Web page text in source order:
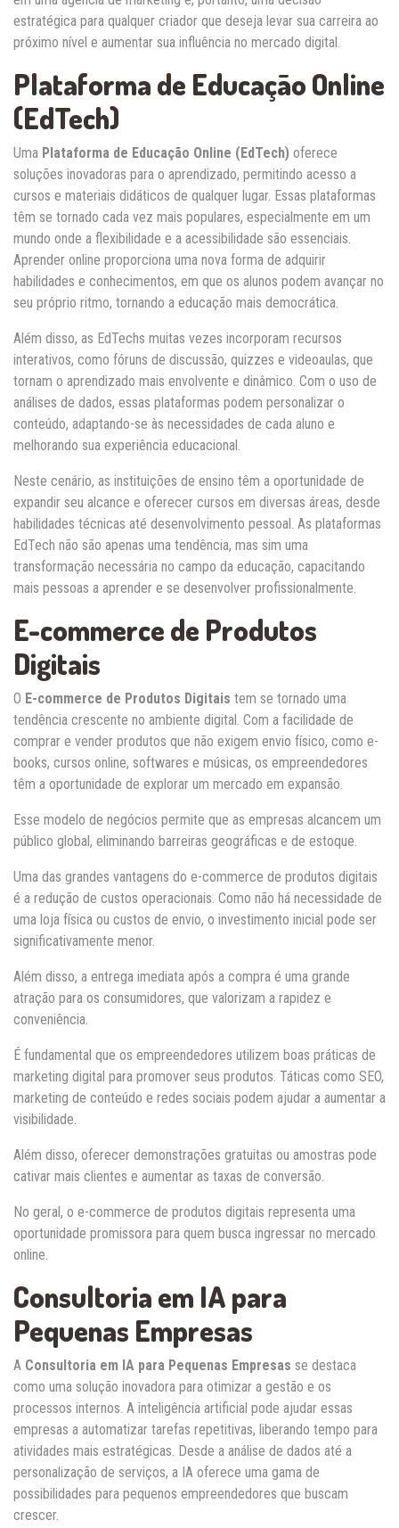
estratégica para qualquer criador que deseja levar sua carreira ao
próximo nível e aumentar sua influência no mercado digital.
Plataforma de Educação Online
(EdTech)
Uma Plataforma de Educação Online (EdTech) oferece
soluções inovadoras para o aprendizado, permitindo acesso a
cursos e materiais didáticos de qualquer lugar. Essas plataformas
têm se tornado cada vez mais populares, especialmente em um
mundo onde a flexibilidade e a acessibilidade são essenciais.
Aprender online proporciona uma nova forma de adquirir
habilidades e conhecimentos, em que os alunos podem avançar no
seu próprio ritmo, tornando a educação mais democrática.
Além disso, as EdTechs muitas vezes incorporam recursos
interativos, como fóruns de discussão, quizzes e videoaulas, que
tornam o aprendizado mais envolvente e dinâmico. Com o uso de
análises de dados, essas plataformas podem personalizar o
conteúdo, adaptando-se às necessidades de cada aluno e
melhorando sua experiência educacional.
Neste cenário, as instituições de ensino têm a oportunidade de
expandir seu alcance e oferecer cursos em diversas áreas, desde
habilidades técnicas até desenvolvimento pessoal. As plataformas
EdTech não são apenas uma tendência, mas sim uma
transformação necessária no campo da educação, capacitando
mais pessoas a aprender e se desenvolver profissionalmente.
E-commerce de Produtos
Digitais
O E-commerce de Produtos Digitais tem se tornado uma
tendência crescente no ambiente digital. Com a facilidade de
comprar e vender produtos que não exigem envio físico, como e-
books, cursos online, softwares e músicas, os empreendedores
têm a oportunidade de explorar um mercado em expansão.
Esse modelo de negócios permite que as empresas alcancem um
público global, eliminando barreiras geográficas e de estoque.
Uma das grandes vantagens do e-commerce de produtos digitais
é a redução de custos operacionais. Como não há necessidade de
uma loja física ou custos de envio, o investimento inicial pode ser
significativamente menor.
Além disso, a entrega imediata após a compra é uma grande
atração para os consumidores, que valorizam a rapidez e
conveniência.
É fundamental que os empreendedores utilizem boas práticas de
marketing digital para promover seus produtos. Táticas como SEO,
marketing de conteúdo e redes sociais podem ajudar a aumentar a
visibilidade.
Além disso, oferecer demonstrações gratuitas ou amostras pode
cativar mais clientes e aumentar as taxas de conversão.
No geral, o e-commerce de produtos digitais representa uma
oportunidade promissora para quem busca ingressar no mercado
online.
Consultoria em IA para
Pequenas Empresas
A Consultoria em IA para Pequenas Empresas se destaca
como uma solução inovadora para otimizar a gestão e os
processos internos. A inteligência artificial pode ajudar essas
empresas a automatizar tarefas repetitivas, liberando tempo para
atividades mais estratégicas. Desde a análise de dados até a
personalização de serviços, a IA oferece uma gama de
possibilidades para pequenos empreendedores que buscam
crescer.